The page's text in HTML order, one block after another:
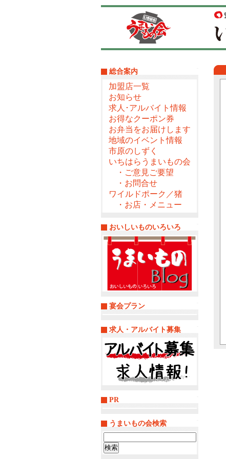
総合案内
加盟店一覧
お知らせ
求人･アルバイト情報
お得なクーポン券
お弁当をお届けします
地域のイベント情報
市原のしずく
いちはらうまいもの会
・ご意見ご要望
・お問合せ
ワイルドポーク／猪
・お店・メニュー
おいしいものいろいろ
宴会プラン
求人・アルバイト募集
PR
うまいもの会検索
索: